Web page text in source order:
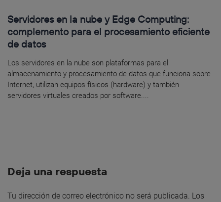
Servidores en la nube y Edge Computing:
complemento para el procesamiento eficiente
de datos
Los servidores en la nube son plataformas para el
almacenamiento y procesamiento de datos que funciona sobre
Internet, utilizan equipos físicos (hardware) y también
servidores virtuales creados por software....
Deja una respuesta
Tu dirección de correo electrónico no será publicada. Los